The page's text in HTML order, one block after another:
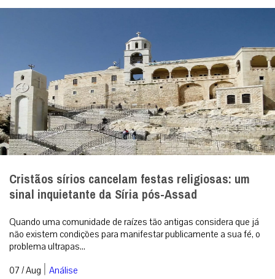
Cristãos sírios cancelam festas religiosas: um
sinal inquietante da Síria pós-Assad
Quando uma comunidade de raízes tão antigas considera que já
não existem condições para manifestar publicamente a sua fé, o
problema ultrapas...
07 / Aug | Análise